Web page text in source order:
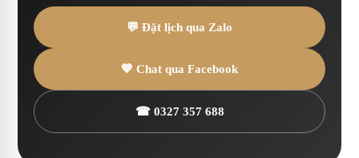
💬 Đặt lịch qua Zalo
💙 Chat qua Facebook
☎ 0327 357 688